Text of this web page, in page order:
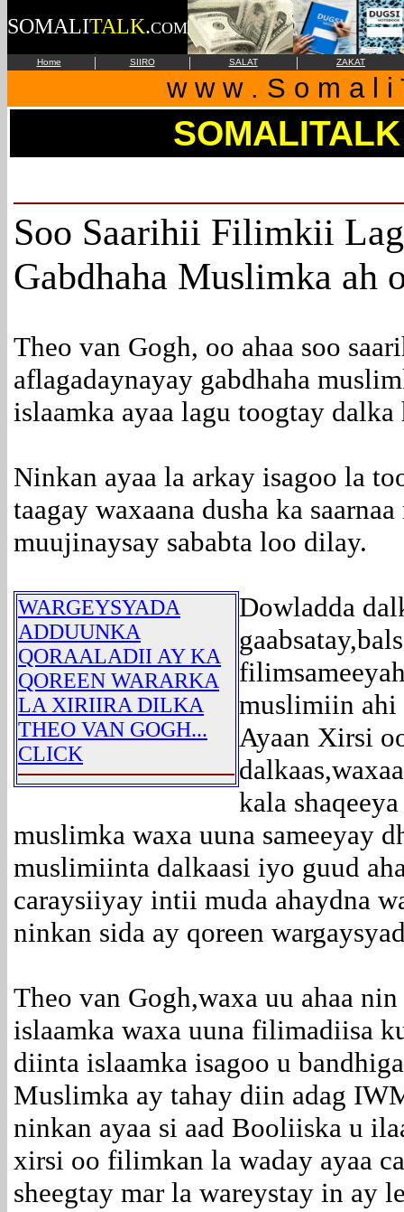
SOMALITALK.COM
Home | SIIRO | SALAT | ZAKAT
w w w . S o m a l i
SOMALITALK
Soo Saarihii Filimkii
Gabdhaha Muslimka ah
Theo van Gogh, oo ahaa soo
aflagadaynayay gabdhaha
islaamka ayaa lagu toogtay dalka
Ninkan ayaa la arkay isagoo la
taagay waxaana dusha ka
muujinaysay sababta loo dilay.
WARGEYSYADA
ADDUUNKA
QORAALADII AY KA
QOREEN WARARKA
LA XIRIIRA DILKA
THEO VAN GOGH...
CLICK
Dowladda
muslimiin ahi
Ayaan Xirsi
kala
muslimka waxa uuna sameeyay
muslimiinta dalkaasi iyo guud
caraysiiyay intii muda ahaydna
ninkan sida ay qoreen
Theo van Gogh,waxa uu ahaa
islaamka waxa uuna filimadiisa
diinta islaamka isagoo u
Muslimka ay tahay diin adag
ninkan ayaa si aad Booliiska u
xirsi oo filimkan la waday ayaa
sheegtay mar la wareystay in ay